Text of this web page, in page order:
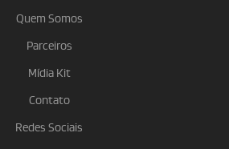
Quem Somos
Parceiros
Mídia Kit
Contato
Redes Sociais